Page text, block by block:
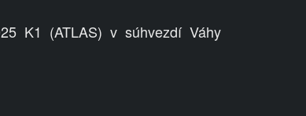
K1 (ATLAS) v súhvezdí Váhy